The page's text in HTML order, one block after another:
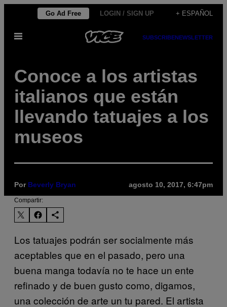
contenido
Go Ad Free LOGIN / SIGN UP + ESPAÑOL
Abrir
SUBSCRIBENEWSLETTER
Conoce a los artistas
italianos que están
llevando tatuajes a los
museos
Por Beverly Bryan agosto 10, 2017, 6:47pm
Compartir:
Los tatuajes podrán ser socialmente más
aceptables que en el pasado, pero una
buena manga todavía no te hace un ente
refinado y de buen gusto como, digamos,
una colección de arte un tu pared. El artista